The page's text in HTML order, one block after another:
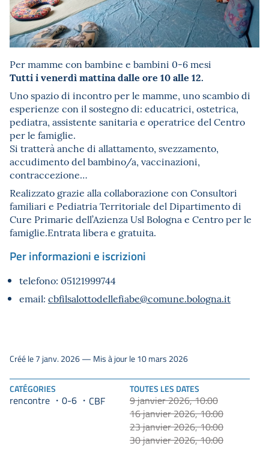
Per mamme con bambine e bambini 0-6 mesi
Tutti i venerdì mattina dalle ore 10 alle 12.
Uno spazio di incontro per le mamme, uno scambio di
esperienze con il sostegno di: educatrici, ostetrica,
pediatra, assistente sanitaria e operatrice del Centro
per le famiglie.
Si tratterà anche di allattamento, svezzamento,
accudimento del bambino/a, vaccinazioni,
contraccezione…
Realizzato grazie alla collaborazione con Consultori
familiari e Pediatria Territoriale del Dipartimento di
Cure Primarie dell’Azienza Usl Bologna e Centro per le
famiglie.Entrata libera e gratuita.
Per informazioni e iscrizioni
telefono: 05121999744
email: cbfilsalottodellefiabe@comune.bologna.it
CATÉGORIES
rencontre 0-6 CBF
TOUTES LES DATES
9 janvier 2026, 10:00
16 janvier 2026, 10:00
23 janvier 2026, 10:00
30 janvier 2026, 10:00
Créé le 7 janv. 2026 — Mis à jour le 10 mars 2026